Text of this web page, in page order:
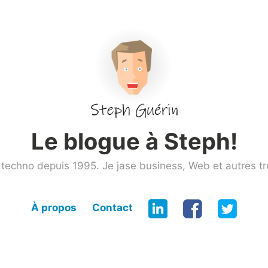
Le blogue à Steph!
depuis 1995. Je jase business, Web et autres
À propos Contact